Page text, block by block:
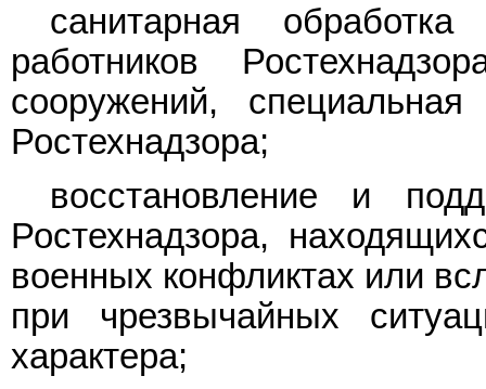
санитарная
работников
сооружений,
Ростехнадзора;
восстановление и
Ростехнадзора,
военных конфликтах или
при чрезвычайных
характера;